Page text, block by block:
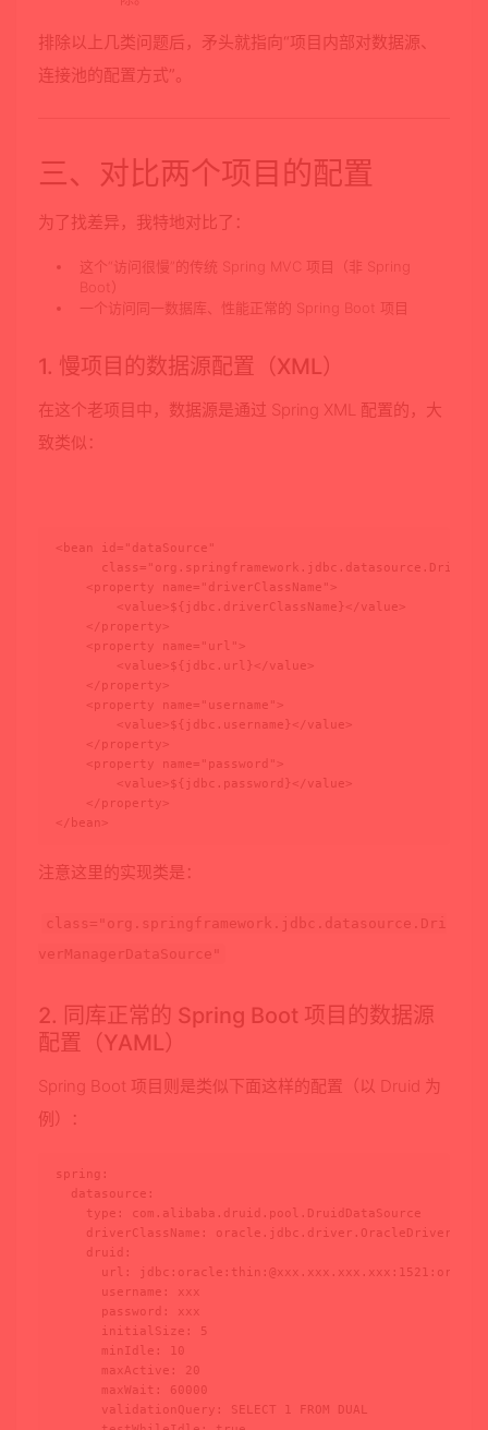
排除以上几类问题后， 矛头就指向“项目内部对数据源、
连接池的配置方式”。
三、对比两个项目的配置
为了找差异，我特地对比了：
这个“访问很慢”的传统 Spring MVC 项目（非 Spring
Boot）
一个访问同一数据库、性能正常的 Spring Boot 项目
1. 慢项目的数据源配置（XML）
在这个老项目中，数据源是通过 Spring XML 配置的，大
致类似：
<bean id="dataSource"
    <property name="driverClassName">
        <value>${jdbc.driverClassName}</value>
    </property>
    <property name="url">
        <value>${jdbc.url}</value>
    </property>
    <property name="username">
        <value>${jdbc.username}</value>
    </property>
    <property name="password">
        <value>${jdbc.password}</value>
    </property>
</bean>
注意这里的实现类是：
class="org.springframework.jdbc.datasource.Dri
verManagerDataSource"
2. 同库正常的 Spring Boot 项目的数据源
配置（YAML）
Spring Boot 项目则是类似下面这样的配置（以 Druid 为
例）：
spring:
  datasource:
    type: com.alibaba.druid.pool.DruidDataSource
    driverClassName: oracle.jdbc.driver.OracleDriver
    druid:
      url: jdbc:oracle:thin:@xxx.xxx.xxx.xxx:1521:orcl
      username: xxx
      password: xxx
      initialSize: 5
      minIdle: 10
      maxActive: 20
      maxWait: 60000
      validationQuery: SELECT 1 FROM DUAL